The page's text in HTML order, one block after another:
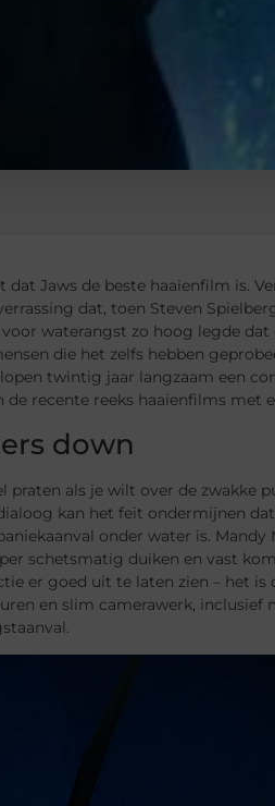
dat Jaws de beste haaienfilm is.
dat, toen Steven
waterangst zo hoog legde
die het zelfs hebben
twintig jaar langzaam een
de recente reeks haaienfilms met
down
praten als je wilt over de zwakke
kan het feit ondermijnen
onder water is.
schetsmatig duiken en vast
er goed uit te laten zien – het
en slim camerawerk,